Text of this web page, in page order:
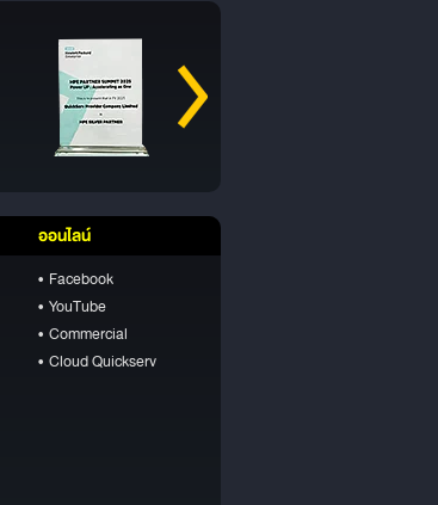
ออนไลน์
• Facebook
• YouTube
• Commercial
• Cloud Quickserv